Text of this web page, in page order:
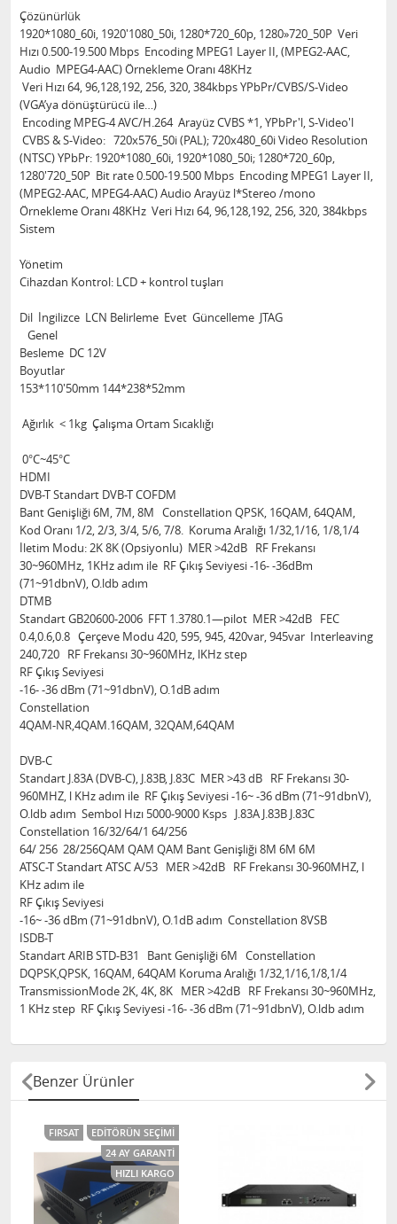
Çözünürlük
1920*1080_60i, 1920'1080_50i, 1280*720_60p, 1280»720_50P Veri
Hızı 0.500-19.500 Mbps Encoding MPEG1 Layer II, (MPEG2-AAC,
Audio MPEG4-AAC) Örnekleme Oranı 48KHz
Veri Hızı 64, 96,128,192, 256, 320, 384kbps YPbPr/CVBS/S-Video
(VGA’ya dönüştürücü ile…)
Encoding MPEG-4 AVC/H.264 Arayüz CVBS *1, YPbPr'l, S-Video'l
CVBS & S-Video: 720x576_50i (PAL); 720x480_60i Video Resolution
(NTSC) YPbPr: 1920*1080_60i, 1920*1080_50i; 1280*720_60p,
1280'720_50P Bit rate 0.500-19.500 Mbps Encoding MPEG1 Layer II,
(MPEG2-AAC, MPEG4-AAC) Audio Arayüz l*Stereo /mono
Örnekleme Oranı 48KHz Veri Hızı 64, 96,128,192, 256, 320, 384kbps
Sistem
Yönetim
Cihazdan Kontrol: LCD + kontrol tuşları
Dil İngilizce LCN Belirleme Evet Güncelleme JTAG
Genel
Besleme DC 12V
Boyutlar
153*110'50mm 144*238*52mm
Ağırlık < 1kg Çalışma Ortam Sıcaklığı
0°C~45°C
HDMI
DVB-T Standart DVB-T COFDM
Bant Genişliği 6M, 7M, 8M Constellation QPSK, 16QAM, 64QAM,
Kod Oranı 1/2, 2/3, 3/4, 5/6, 7/8. Koruma Aralığı 1/32,1/16, 1/8,1/4
İletim Modu: 2K 8K (Opsiyonlu) MER >42dB RF Frekansı
30~960MHz, 1KHz adım ile RF Çıkış Seviyesi -16- -36dBm
(71~91dbnV), O.ldb adım
DTMB
Standart GB20600-2006 FFT 1.3780.1—pilot MER >42dB FEC
0.4,0.6,0.8 Çerçeve Modu 420, 595, 945, 420var, 945var Interleaving
240,720 RF Frekansı 30~960MHz, lKHz step
RF Çıkış Seviyesi
-16- -36 dBm (71~91dbnV), O.1dB adım
Constellation
4QAM-NR,4QAM.16QAM, 32QAM,64QAM
DVB-C
Standart J.83A (DVB-C), J.83B, J.83C MER >43 dB RF Frekansı 30-
960MHZ, l KHz adım ile RF Çıkış Seviyesi -16~ -36 dBm (71~91dbnV),
O.ldb adım Sembol Hızı 5000-9000 Ksps J.83A J.83B J.83C
Constellation 16/32/64/1 64/256
64/ 256 28/256QAM QAM QAM Bant Genişliği 8M 6M 6M
ATSC-T Standart ATSC A/53 MER >42dB RF Frekansı 30-960MHZ, l
KHz adım ile
RF Çıkış Seviyesi
-16~ -36 dBm (71~91dbnV), O.1dB adım Constellation 8VSB
ISDB-T
Standart ARIB STD-B31 Bant Genişliği 6M Constellation
DQPSK,QPSK, 16QAM, 64QAM Koruma Aralığı 1/32,1/16,1/8,1/4
TransmissionMode 2K, 4K, 8K MER >42dB RF Frekansı 30~960MHz,
1 KHz step RF Çıkış Seviyesi -16- -36 dBm (71~91dbnV), O.ldb adım
Benzer Ürünler
FIRSAT
EDITÖRÜN SEÇIMI
24 AY GARANTI
HIZLI KARGO